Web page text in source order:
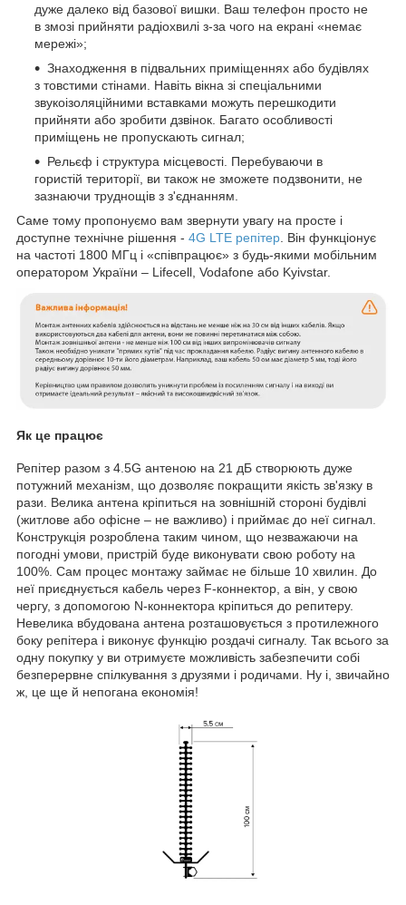
дуже далеко від базової вишки. Ваш телефон просто не
в змозі прийняти радіохвилі з-за чого на екрані «немає
мережі»;
Знаходження в підвальних приміщеннях або будівлях
з товстими стінами. Навіть вікна зі спеціальними
звукоізоляційними вставками можуть перешкодити
прийняти або зробити дзвінок. Багато особливості
приміщень не пропускають сигнал;
Рельєф і структура місцевості. Перебуваючи в
гористій території, ви також не зможете подзвонити, не
зазнаючи труднощів з з'єднанням.
Саме тому пропонуємо вам звернути увагу на просте і
доступне технічне рішення - 4G LTE репітер . Він функціонує
на частоті 1800 МГц і «співпрацює» з будь-якими мобільним
оператором України – Lifecell, Vodafone або Kyivstar.
Як це працює
Репітер разом з 4.5G антеною на 21 дБ створюють дуже
потужний механізм, що дозволяє покращити якість зв'язку в
рази. Велика антена кріпиться на зовнішній стороні будівлі
(житлове або офісне – не важливо) і приймає до неї сигнал.
Конструкція розроблена таким чином, що незважаючи на
погодні умови, пристрій буде виконувати свою роботу на
100%. Сам процес монтажу займає не більше 10 хвилин. До
неї приєднується кабель через F-коннектор, а він, у свою
чергу, з допомогою N-коннектора кріпиться до репитеру.
Невелика вбудована антена розташовується з протилежного
боку репітера і виконує функцію роздачі сигналу. Так всього за
одну покупку у ви отримуєте можливість забезпечити собі
безперервне спілкування з друзями і родичами. Ну і, звичайно
ж, це ще й непогана економія!